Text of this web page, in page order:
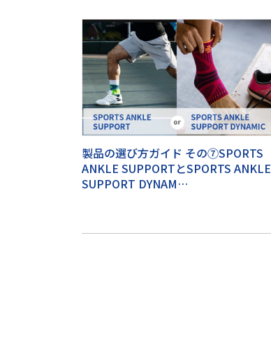
製品の選び方ガイド その⑦SPORTS
ANKLE SUPPORTとSPORTS ANKLE
SUPPORT DYNAM…